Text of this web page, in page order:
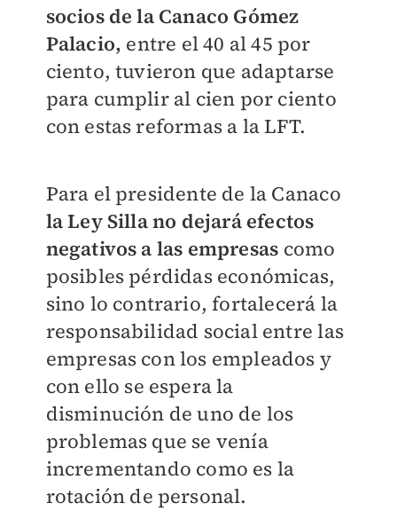
socios de la Canaco Gómez
Palacio, entre el 40 al 45 por
ciento, tuvieron que adaptarse
para cumplir al cien por ciento
con estas reformas a la LFT.
Para el presidente de la Canaco
la Ley Silla no dejará efectos
negativos a las empresas como
posibles pérdidas económicas,
sino lo contrario, fortalecerá la
responsabilidad social entre las
empresas con los empleados y
con ello se espera la
disminución de uno de los
problemas que se venía
incrementando como es la
rotación de personal.